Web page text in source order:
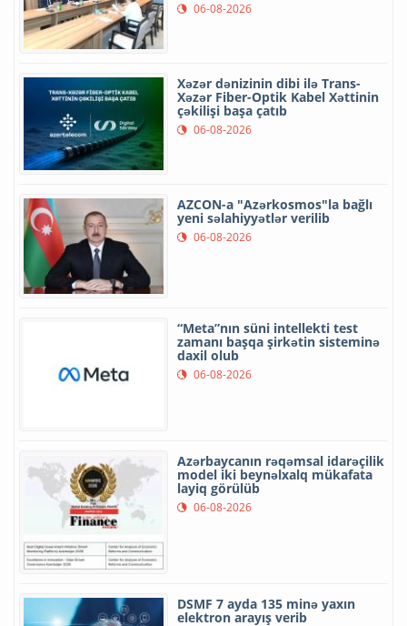
06-08-2026
Xəzər dənizinin dibi ilə Trans-
Xəzər Fiber-Optik Kabel Xəttinin
çəkilişi başa çatıb
06-08-2026
AZCON-a "Azərkosmos"la bağlı
yeni səlahiyyətlər verilib
06-08-2026
“Meta”nın süni intellekti test
zamanı başqa şirkətin sisteminə
daxil olub
06-08-2026
Azərbaycanın rəqəmsal idarəçilik
model iki beynəlxalq mükafata
layiq görülüb
06-08-2026
DSMF 7 ayda 135 minə yaxın
elektron arayış verib